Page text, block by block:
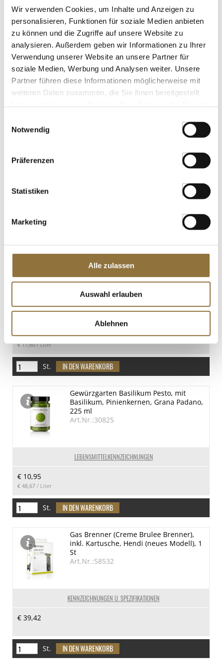
Wir verwenden Cookies, um Inhalte und Anzeigen zu
personalisieren, Funktionen für soziale Medien anbieten
zu können und die Zugriffe auf unsere Website zu
analysieren. Außerdem geben wir Informationen zu Ihrer
Verwendung unserer Website an unsere Partner für
soziale Medien, Werbung und Analysen weiter. Unsere
Partner führen diese Informationen möglicherweise mit
weiteren Daten zusammen, die Sie ihnen bereitgestellt
Notwendig
Präferenzen
Statistiken
Marketing
Alle zulassen
Auswahl erlauben
Ablehnen
Maroilles A.O.P
Blaue Kornblume
Feigen Senfsauce
KUNDEN KAUFTEN AUCH
Crème Fraîche d´ Isigny, AOP, 35% Fett,
€ 5,45
St.
Creme Eis - Vanille, TK , 2,5 l
Art.Nr.:62167
€ 43,99
€ 17,60/ Liter
St.
LEBENSMITTELKENNZEICHNUNGEN
Gewürzgarten Basilikum Pesto, mit
Basilikum, Pinienkernen, Grana Padano,
225 ml
Art.Nr.:30825
€ 10,95
€ 48,67 / Liter
St.
KENNZEICHNUNGEN U. SPEZIFIKATIONEN
Gas Brenner (Creme Brulee Brenner),
inkl. Kartusche, Hendi (neues Modell), 1
St
Art.Nr.:58532
€ 39,42
St.